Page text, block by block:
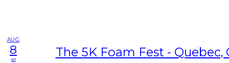
AUG
8
so The 5K Foam Fest - Quebec,